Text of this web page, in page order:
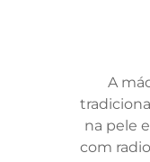
A
na pele
com